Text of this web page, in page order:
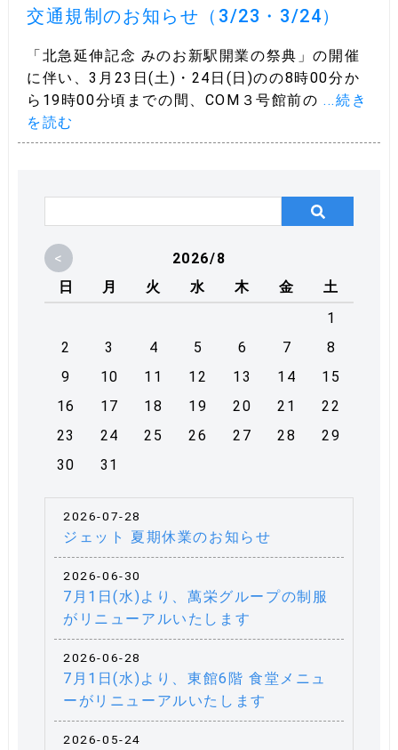
交通規制のお知らせ（3/23・3/24）
「北急延伸記念 みのお新駅開業の祭典」の開催
に伴い、3月23日(土)・24日(日)のの8時00分か
ら19時00分頃までの間、COM３号館前の...続き
を読む
<
2026/8
日
月 火 水 木 金
土
1
2
3 4 5 6 7
8
9
10 11 12 13 14
15
16
17 18 19 20 21
22
23
24 25 26 27 28
29
30
31
2026-07-28
ジェット 夏期休業のお知らせ
2026-06-30
7月1日(水)より、萬栄グループの制服
がリニューアルいたします
2026-06-28
7月1日(水)より、東館6階 食堂メニュ
ーがリニューアルいたします
2026-05-24